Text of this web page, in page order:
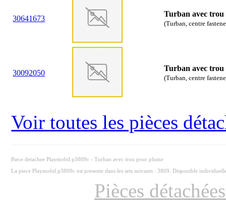
30641673
Turban avec
(Turban, centre
30092050
Turban avec
(Turban, centre
Voir toutes les pièces
Piece detachee Playmobil p3809c - Turban avec trou pour plume
La piece Playmobil p3809c est presente dans les sets suivants : 3809. Disponible
Pièces